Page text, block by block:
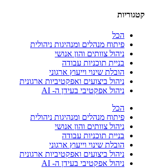
קטגוריות
הכל
פיתוח מנהלים ומנהיגות ניהולית
ניהול צוותים והון אנושי
בניית תוכניות עבודה
הובלת שינוי וייעוץ ארגוני
ניהול ביצועים ואפקטיביות ארגונית
ניהול אפקטיבי בעידן ה- AI
הכל
פיתוח מנהלים ומנהיגות ניהולית
ניהול צוותים והון אנושי
בניית תוכניות עבודה
הובלת שינוי וייעוץ ארגוני
ניהול ביצועים ואפקטיביות ארגונית
ניהול אפקטיבי בעידן ה- AI